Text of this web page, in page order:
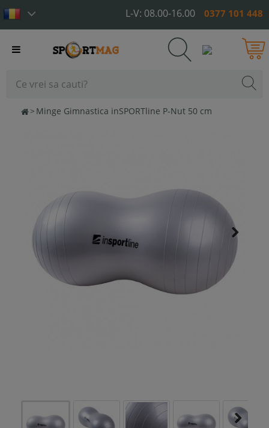
L-V: 08.00-16.00 0377 101 448
Toggle
> Minge Gimnastica inSPORTline P-Nut 50 cm